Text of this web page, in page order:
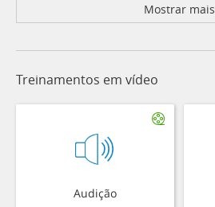
Mostrar mais
Treinamentos em vídeo
Audição